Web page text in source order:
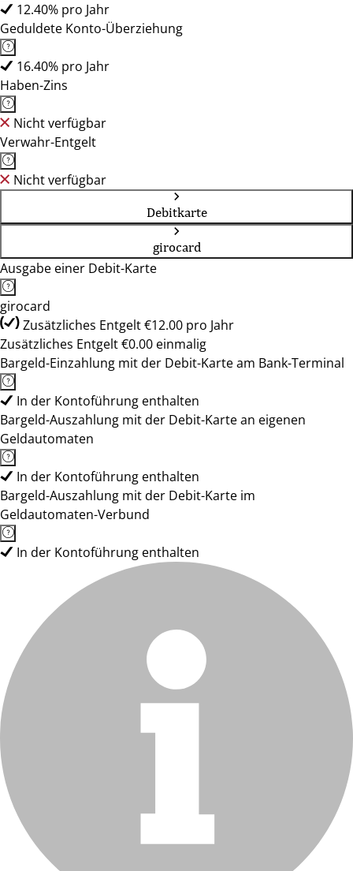
12.40% pro Jahr
Geduldete Konto-Überziehung
16.40% pro Jahr
Haben-Zins
Nicht verfügbar
Verwahr-Entgelt
Nicht verfügbar
Debitkarte
girocard
Ausgabe einer Debit-Karte
girocard
Zusätzliches Entgelt €12.00 pro Jahr
Zusätzliches Entgelt €0.00 einmalig
Bargeld-Einzahlung mit der Debit-Karte am Bank-Terminal
In der Kontoführung enthalten
Bargeld-Auszahlung mit der Debit-Karte an eigenen
Geldautomaten
In der Kontoführung enthalten
Bargeld-Auszahlung mit der Debit-Karte im
Geldautomaten-Verbund
In der Kontoführung enthalten